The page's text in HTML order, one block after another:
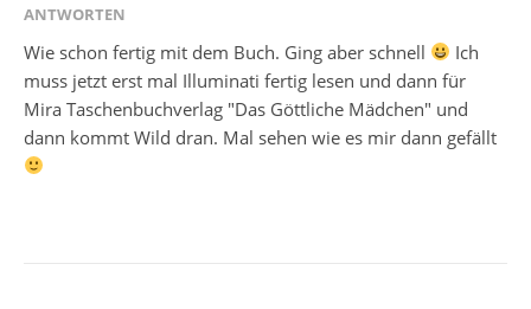
ANTWORTEN
Wie schon fertig mit dem Buch. Ging aber schnell
Ich
muss jetzt erst mal Illuminati fertig lesen und dann für
Mira Taschenbuchverlag "Das Göttliche Mädchen" und
dann kommt Wild dran. Mal sehen wie es mir dann gefällt